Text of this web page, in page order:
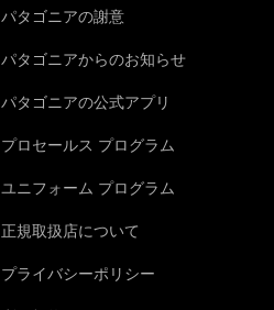
パタゴニアの謝意
パタゴニアからのお知らせ
パタゴニアの公式アプリ
プロセールス プログラム
ユニフォーム プログラム
正規取扱店について
プライバシーポリシー